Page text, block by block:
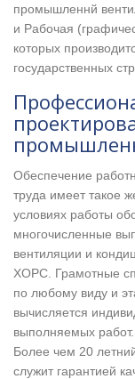
промышленнй
и Рабочая
которых
государственных
Обеспечение
труда имеет такое
условиях работы
многочисленные
вентиляции и
ХОРС. Грамотные
по любому виду и
вычисляется
выполняемых работ.
Более чем 20
служит гарантией